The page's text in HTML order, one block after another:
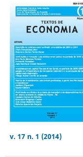
v. 17 n. 1 (2014)